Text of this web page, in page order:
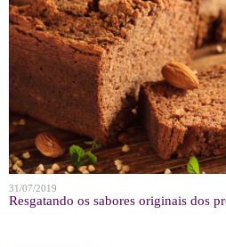
31/07/2019
Resgatando os sabores originais dos